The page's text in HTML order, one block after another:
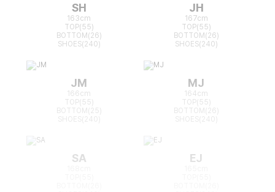
SH
163cm
TOP(55)
BOTTOM(26)
SHOES(240)
JH
167cm
TOP(55)
BOTTOM(26)
SHOES(240)
JM
166cm
TOP(55)
BOTTOM(25)
MJ
164cm
TOP(55)
BOTTOM(26)
SA EJ